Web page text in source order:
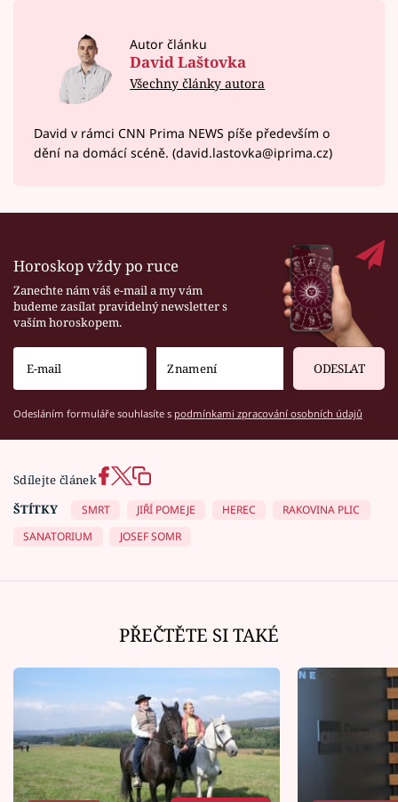
Autor článku
David Laštovka
Všechny články autora
David v rámci CNN Prima NEWS píše především o
dění na domácí scéně. (david.lastovka@iprima.cz)
Horoskop vždy po ruce
Zanechte nám váš e-mail a my vám
budeme zasílat pravidelný newsletter s
vaším horoskopem.
ODESLAT
Odesláním formuláře souhlasíte s podmínkami zpracování osobních údajů
Sdílejte článek
ŠTÍTKY
SMRT JIŘÍ POMEJE HEREC
RAKOVINA PLIC
SANATORIUM
JOSEF SOMR
PŘEČTĚTE SI TAKÉ